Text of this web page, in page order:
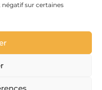
sur certaines